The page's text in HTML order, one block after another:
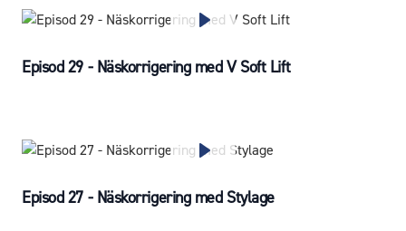
Episod 29 - Näskorrigering med V Soft Lift
Episod 27 - Näskorrigering med Stylage